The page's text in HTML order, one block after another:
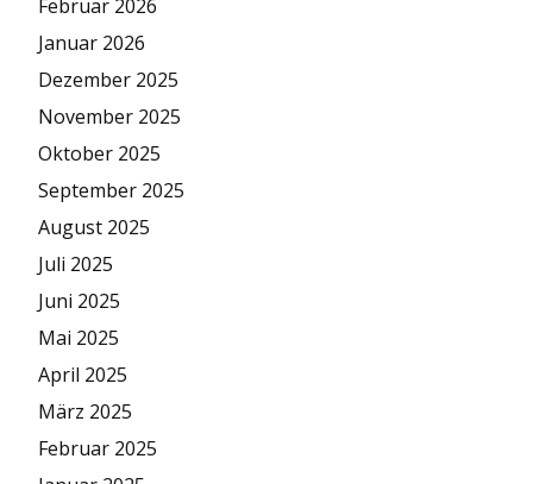
Februar 2026
Januar 2026
Dezember 2025
November 2025
Oktober 2025
September 2025
August 2025
Juli 2025
Juni 2025
Mai 2025
April 2025
März 2025
Februar 2025